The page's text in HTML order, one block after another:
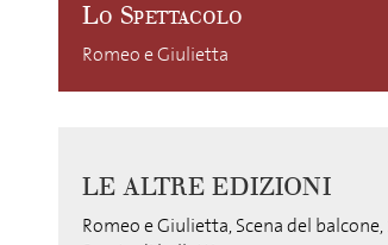
Lo Spettacolo
Romeo e Giulietta
LE ALTRE EDIZIONI
Romeo e Giulietta, Scena del